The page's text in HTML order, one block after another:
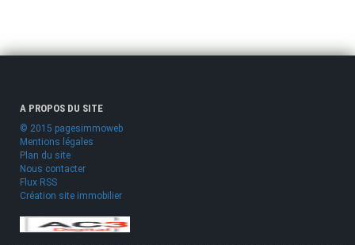
A PROPOS DU SITE
© 2015 pagesimmoweb
Mentions légales
Plan du site
Nous contacter
Flux RSS
Création site immobilier